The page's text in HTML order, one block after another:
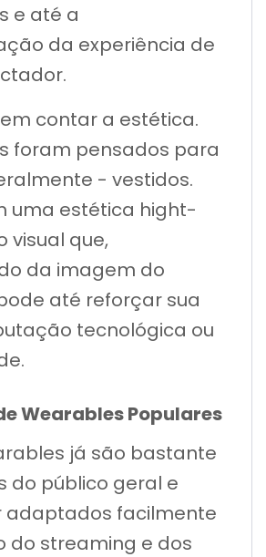
e até a
da experiência de
contar a estética.
foram pensados para
- vestidos.
uma estética hight-
visual que,
da imagem do
até reforçar sua
tecnológica ou
Wearables Populares
já são bastante
do público geral e
adaptados facilmente
do streaming e dos